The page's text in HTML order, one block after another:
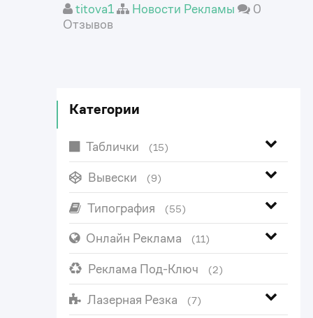
titova1
Новости Рекламы
0
Отзывов
Категории
Таблички (15)
Вывески (9)
Типография (55)
Онлайн Реклама (11)
Реклама Под-Ключ (2)
Лазерная Резка (7)